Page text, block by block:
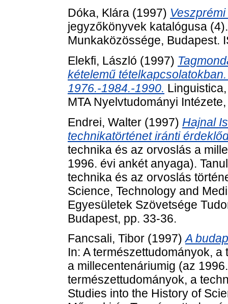
Dóka, Klára (1997)
jegyzőkönyvek katalógusa
Munkaközössége, Budapest.
Elekfi, László (1997)
kételemű
1976.-1984.-1990.
MTA Nyelvtudományi
Endrei, Walter (1997) Hajnal
technikatörténet iránti
technika és az orvoslás a
1996. évi ankét anyaga).
technika és az orvoslás
Science, Technology and
Egyesületek Szövetsége
Budapest, pp. 33-36.
Fancsali, Tibor (1997)A
In: A természettudományok,
a millecentenáriumig (az
természettudományok, a
Studies into the History of